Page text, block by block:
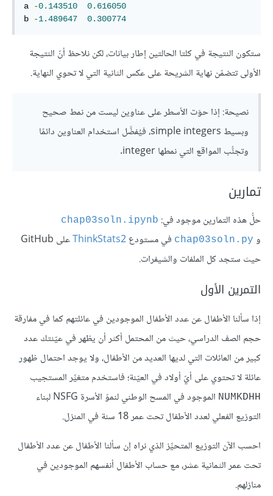
a -0.143510
0.616050
b
-1.489647 0.300774
ستكون النتيجة في كلتا الحالتين إطار بيانات، لكن نلاحظ أنّ النتيجة
الأولى تتضمّن نهاية الشريحة على عكس الثانية التي لا تحوي النهاية.
نصيحة: إذا حوَت الأسطر على عناوين ليست من نمط صحيح
وبسيط simple integers، فيُفضَّل استخدام العناوين دائمًا
وتجنُّب المواقع التي نمطها integer.
تمارين
حلُّ هذه التمارين موجود في: chap03soln.ipynb
و chap03soln.py في مستودعThinkStats2
على GitHub
حيث ستجد كل الملفات والشيفرات.
التمرين الأول
إذا سألنا الأطفال عن عدد الأطفال الموجودين في عائلتهم كما في مفارقة
حجم الصف الدراسي، حيث من المحتمل أكثر أن يظهر في عيّنتك عدد
كبير من العائلات التي لديها العديد من الأطفال، ولا يوجد احتمال ظهور
عائلة لا تحتوي على أيّ أولاد في العيّنة؛ فاستخدم متغيِّر المستجيب
NUMKDHH
الموجود في المسح الوطني لنموّ الأسرة NSFG لبناء
التوزيع الفعلي لعدد الأطفال تحت عمر 18 سنة في المنزل.
احسب الآن التوزيع المتحيِّز الذي نراه إن سألنا الأطفال عن عدد الأطفال
تحت عمر الثمانية عشر، مع حساب الأطفال أنفسهم الموجودين في
منازلهم.